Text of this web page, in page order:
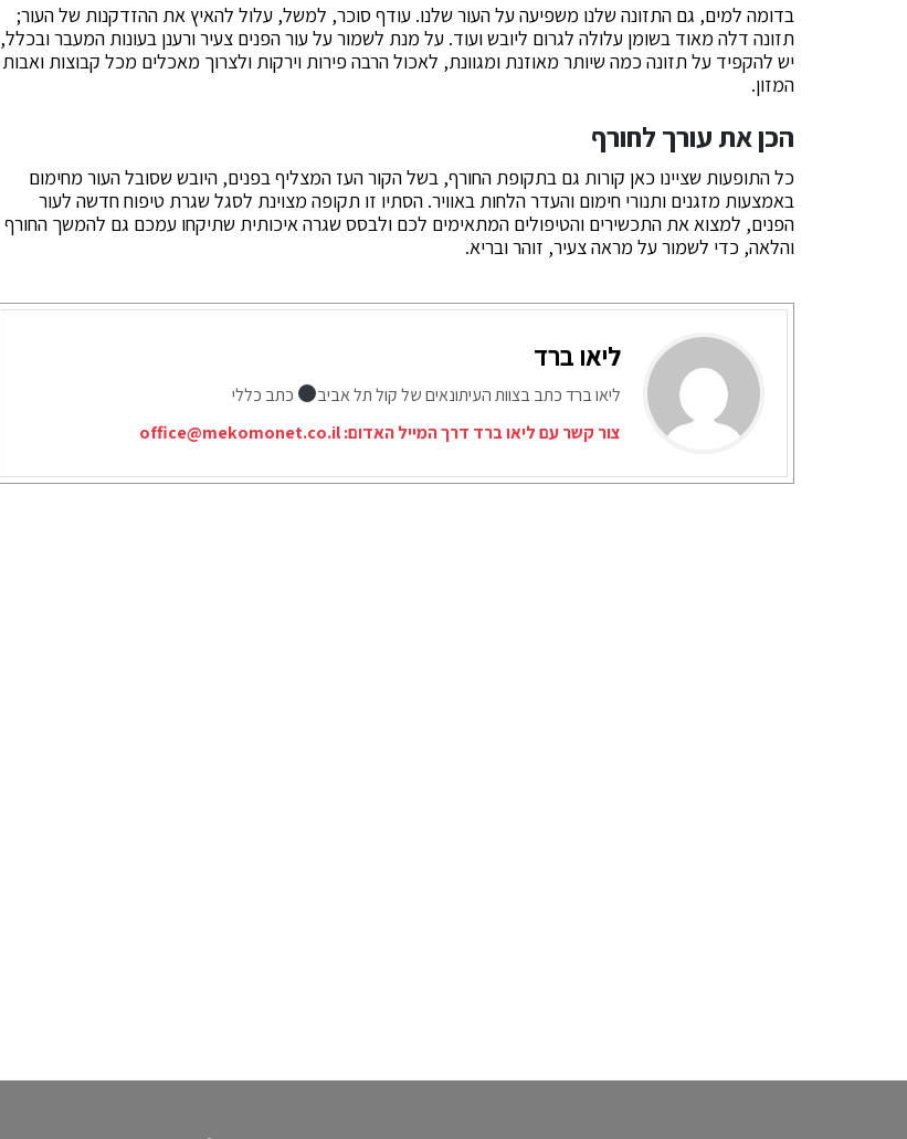
בדומה למים, גם התזונה שלנו משפיעה על העור שלנו. עודף סוכר, למשל, עלול להאיץ את ההזדקנות של העור;
תזונה דלה מאוד בשומן עלולה לגרום ליובש ועוד. על מנת לשמור על עור הפנים צעיר ורענן בעונות המעבר ובכלל,
יש להקפיד על תזונה כמה שיותר מאוזנת ומגוונת, לאכול הרבה פירות וירקות ולצרוך מאכלים מכל קבוצות ואבות
המזון.
הכן את עורך לחורף
כל התופעות שציינו כאן קורות גם בתקופת החורף, בשל הקור העז המצליף בפנים, היובש שסובל העור מחימום
באמצעות מזגנים ותנורי חימום והעדר הלחות באוויר. הסתיו זו תקופה מצוינת לסגל שגרת טיפוח חדשה לעור
הפנים, למצוא את התכשירים והטיפולים המתאימים לכם ולבסס שגרה איכותית שתיקחו עמכם גם להמשך החורף
והלאה, כדי לשמור על מראה צעיר, זוהר ובריא.
ליאו ברד
ליאו ברד כתב בצוות העיתונאים של קול תל אביב
כתב כללי
צור קשר עם ליאו ברד דרך המייל האדום:office@mekomonet.co.il